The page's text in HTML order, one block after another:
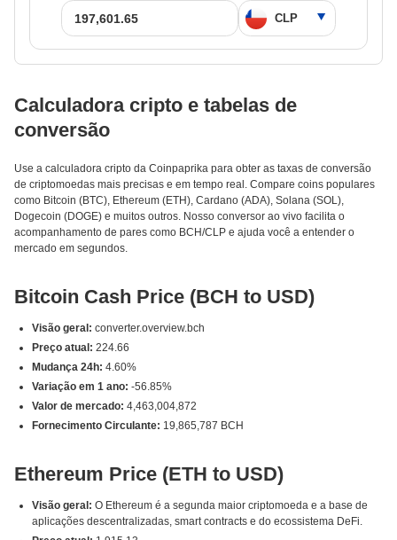
Calculadora cripto e tabelas de
conversão
Use a calculadora cripto da Coinpaprika para obter as taxas de conversão
de criptomoedas mais precisas e em tempo real. Compare coins populares
como Bitcoin (BTC), Ethereum (ETH), Cardano (ADA), Solana (SOL),
Dogecoin (DOGE) e muitos outros. Nosso conversor ao vivo facilita o
acompanhamento de pares como BCH/CLP e ajuda você a entender o
mercado em segundos.
Bitcoin Cash Price (BCH to USD)
Visão geral: converter.overview.bch
Preço atual: 224.66
Mudança 24h: 4.60%
Variação em 1 ano: -56.85%
Valor de mercado: 4,463,004,872
Fornecimento Circulante: 19,865,787 BCH
Ethereum Price (ETH to USD)
Visão geral: O Ethereum é a segunda maior criptomoeda e a base de
aplicações descentralizadas, smart contracts e do ecossistema DeFi.